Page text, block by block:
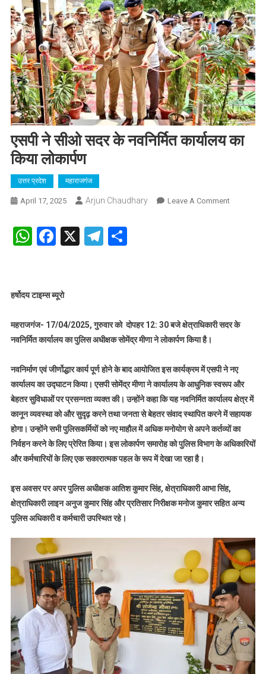
एसपी ने सीओ सदर के नवनिर्मित कार्यालय का
किया लोकार्पण
उत्तर प्रदेश महाराजगंज
April 17, 2025 Arjun Chaudhary Leave A CommentOn
किया
WhatsApp
Facebook
X Telegram
Share
हर्षोदय टाइम्स ब्यूरो
महराजगंज- 17/04/2025, गुरुवार को दोपहर 12: 30 बजे क्षेत्राधिकारी सदर के
नवनिर्मित कार्यालय का पुलिस अधीक्षक सोमेंद्र मीणा ने लोकार्पण किया है।
नवनिर्माण एवं जीर्णोद्धार कार्य पूर्ण होने के बाद आयोजित इस कार्यक्रम में एसपी ने नए
कार्यालय का उद्घाटन किया। एसपी सोमेंद्र मीणा ने कार्यालय के आधुनिक स्वरूप और
बेहतर सुविधाओं पर प्रसन्नता व्यक्त की। उन्होंने कहा कि यह नवनिर्मित कार्यालय क्षेत्र में
कानून व्यवस्था को और सुदृढ़ करने तथा जनता से बेहतर संवाद स्थापित करने में सहायक
होगा। उन्होंने सभी पुलिसकर्मियों को नए माहौल में अधिक मनोयोग से अपने कर्तव्यों का
निर्वहन करने के लिए प्रेरित किया। इस लोकार्पण समारोह को पुलिस विभाग के अधिकारियों
और कर्मचारियों के लिए एक सकारात्मक पहल के रूप में देखा जा रहा है।
इस अवसर पर अपर पुलिस अधीक्षक आतिश कुमार सिंह, क्षेत्राधिकारी आभा सिंह,
क्षेत्राधिकारी लाइन अनुज कुमार सिंह और प्रतिसार निरीक्षक मनोज कुमार सहित अन्य
पुलिस अधिकारी व कर्मचारी उपस्थित रहे।